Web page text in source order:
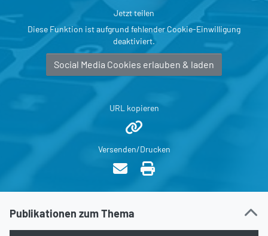
Jetzt teilen
Diese Funktion ist aufgrund fehlender Cookie-Einwilligung
deaktiviert.
Social Media Cookies erlauben & laden
URL kopieren
Versenden/Drucken
Publikationen zum Thema